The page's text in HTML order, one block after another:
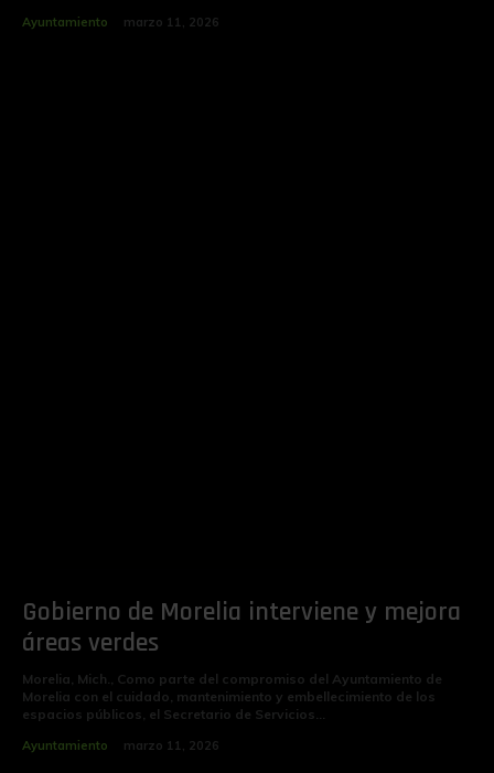
Ayuntamiento marzo 11, 2026
Gobierno de Morelia interviene y mejora
áreas verdes
Morelia, Mich., Como parte del compromiso del Ayuntamiento de
Morelia con el cuidado, mantenimiento y embellecimiento de los
espacios públicos, el Secretario de Servicios...
Ayuntamiento marzo 11, 2026